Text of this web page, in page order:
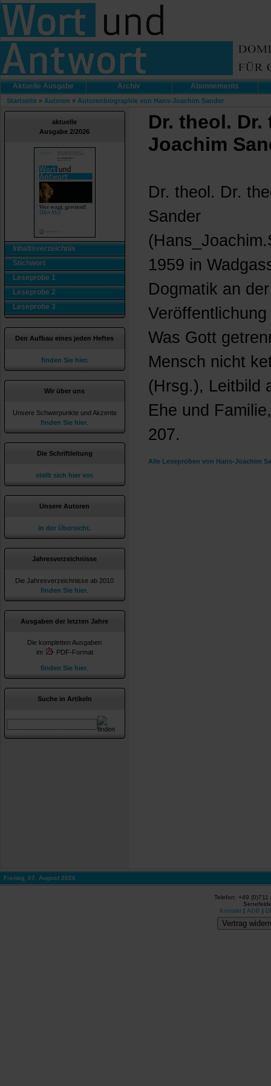
Aktuelle Ausgabe Archiv Abonnements
Startseite » Autoren » Autorenbiographie von Hans-Joachim Sander
aktuelle
Ausgabe 2/2026
Inhaltsverzeichnis
Stichwort
Leseprobe 1
Leseprobe 2
Leseprobe 3
Den Aufbau eines jeden Heftes
finden Sie hier.
Wir über uns
Unsere Schwerpunkte und Akzente
finden Sie hier
Die Schriftleitung
stellt sich hier vor.
Unsere Autoren
in der Übersicht.
Jahresverzeichnisse
Die Jahresverzeichnisse ab 2010
finden Sie hier
Ausgaben der letzten Jahre
Die kompletten Ausgaben
im
PDF-Format
finden Sie hier
Suche in Artikeln
Dr. theol.
Joachim
Dr. theol. Dr.
Sander
1959 in
Dogmatik an
Was Gott
Mensch nicht
(Hrsg.), Leitbild
Ehe und
207.
Alle Leseproben von Hans-Joachim
Freitag, 07. August 2026
Telefon: +49
Kontakt | AGB |
Vertrag